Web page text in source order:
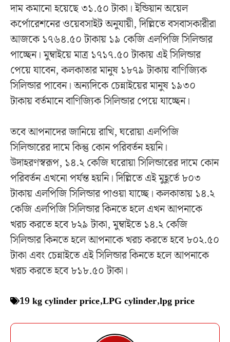
দাম কমানো হয়েছে ৩১.৫০ টাকা। ইন্ডিয়ান অয়েল
কর্পোরেশনের ওয়েবসাইট অনুযায়ী, দিল্লিতে বসবাসকারীরা
আজকে ১৭৬৪.৫০ টাকায় ১৯ কেজি এলপিজি সিলিন্ডার
পাচ্ছেন। মুম্বাইয়ে মাত্র ১৭১৭.৫০ টাকায় এই সিলিন্ডার
পেয়ে যাবেন, কলকাতার মানুষ ১৮৭৯ টাকায় বাণিজ্যিক
সিলিন্ডার পাবেন। অন্যদিকে চেন্নাইয়ের মানুষ ১৯৩০
টাকায় বর্তমানে বাণিজ্যিক সিলিন্ডার পেয়ে যাচ্ছেন।
তবে আপনাদের জানিয়ে রাখি, ঘরোয়া এলপিজি
সিলিন্ডারের দামে কিন্তু কোন পরিবর্তন হয়নি।
উদাহরণস্বরূপ, ১৪.২ কেজি ঘরোয়া সিলিন্ডারের দামে কোন
পরিবর্তন এখনো পর্যন্ত হয়নি। দিল্লিতে এই মুহূর্তে ৮০৩
টাকায় এলপিজি সিলিন্ডার পাওয়া যাচ্ছে। কলকাতায় ১৪.২
কেজি এলপিজি সিলিন্ডার কিনতে হলে এখন আপনাকে
খরচ করতে হবে ৮২৯ টাকা, মুম্বাইতে ১৪.২ কেজি
সিলিন্ডার কিনতে হলে আপনাকে খরচ করতে হবে ৮০২.৫০
টাকা এবং চেন্নাইতে এই সিলিন্ডার কিনতে হলে আপনাকে
খরচ করতে হবে ৮১৮.৫০ টাকা।
19 kg cylinder price,LPG cylinder,lpg price